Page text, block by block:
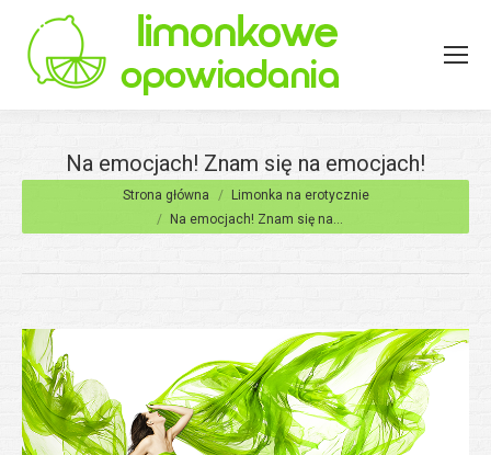
Na emocjach! Znam się na emocjach!
Strona główna
Limonka na erotycznie
Na emocjach! Znam się na…